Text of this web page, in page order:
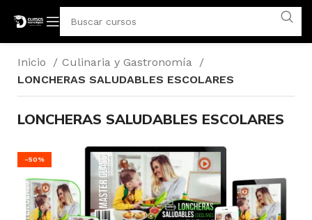
Inicio
Culinaria y Gastronomía
LONCHERAS SALUDABLES ESCOLARES
LONCHERAS SALUDABLES ESCOLARES
-50%